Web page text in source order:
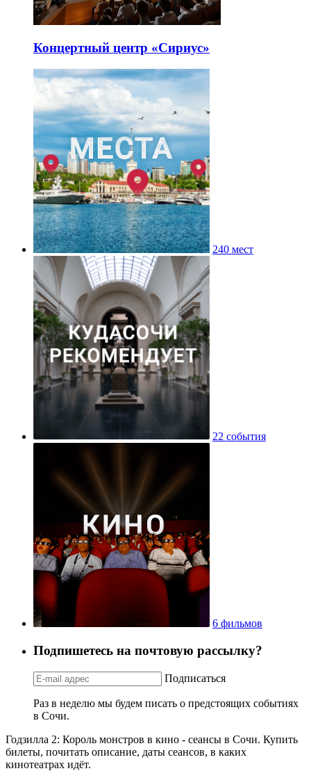
Концертный центр «Сириус»
240 мест
22 события
6 фильмов
Подпишетесь на почтовую рассылку?
Подписаться
Раз в неделю мы будем писать о предстоящих событиях
в Сочи.
Годзилла 2: Король монстров в кино - сеансы в Сочи. Купить
билеты, почитать описание, даты сеансов, в каких
кинотеатрах идёт.